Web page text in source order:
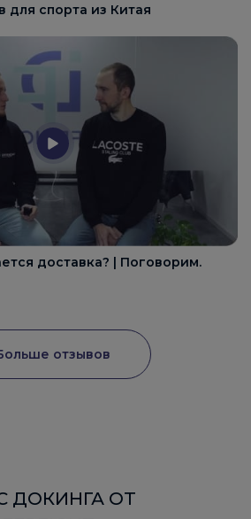
для спорта из Китая
доставка? | Поговорим.
отзывов
ДОКИНГА ОТ